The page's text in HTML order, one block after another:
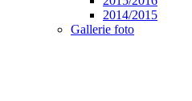
2014/2015
Gallerie foto